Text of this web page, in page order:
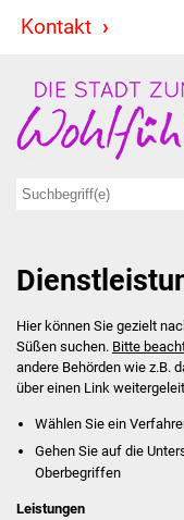
Kontakt
Hier können Sie gezielt
Süßen suchen. Bitte
andere Behörden wie z.B.
über einen Link
Wählen Sie ein
Gehen Sie auf die
Oberbegriffen
Leistungen